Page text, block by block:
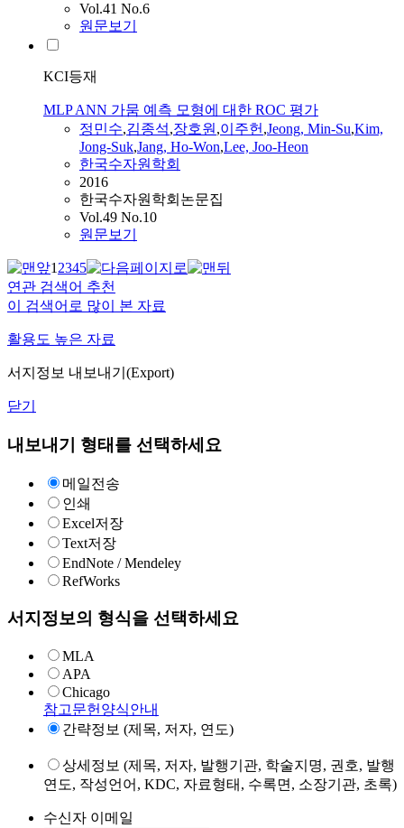
Vol.41 No.6
원문보기
KCI등재
MLP ANN 가뭄 예측 모형에 대한 ROC 평가
정민수,김종석,장호원,이주헌,Jeong, Min-Su,Kim,
Jong-Suk,Jang, Ho-Won,Lee, Joo-Heon
한국수자원학회
2016
한국수자원학회논문집
Vol.49 No.10
원문보기
12345
연관 검색어 추천
이 검색어로 많이 본 자료
활용도 높은 자료
서지정보 내보내기(Export)
닫기
내보내기 형태를 선택하세요
메일전송
인쇄
Excel저장
Text저장
EndNote / Mendeley
RefWorks
서지정보의 형식을 선택하세요
MLA
APA
Chicago
참고문헌양식안내
간략정보 (제목, 저자, 연도)
상세정보 (제목, 저자, 발행기관, 학술지명, 권호, 발행
연도, 작성언어, KDC, 자료형태, 수록면, 소장기관, 초록)
수신자 이메일